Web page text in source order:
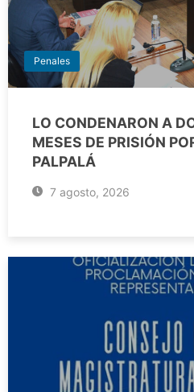
Penales
LO CONDENARON A
MESES DE PRISIÓN
PALPALÁ
7 agosto, 2026